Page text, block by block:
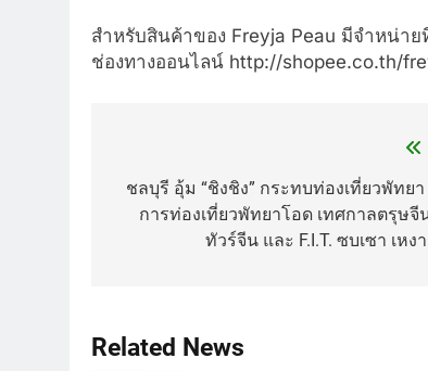
สำหรับสินค้าของ Freyja Peau มีจำหน่า
ช่องทางออนไลน์ http://shopee.co.th/
navigation
ชลบุรี อุ้ม “ชิงชิง” กระทบท่องเที่ยวพัทย
การท่องเที่ยวพัทยาโอด เทศกาลตรุษจี
ทัวร์จีน และ F.I.T. ซบเซา เหง
Related News